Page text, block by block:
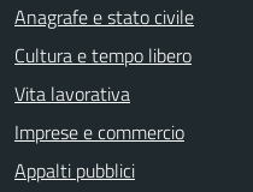
Anagrafe e stato civile
Cultura e tempo libero
Vita lavorativa
Imprese e commercio
Appalti pubblici